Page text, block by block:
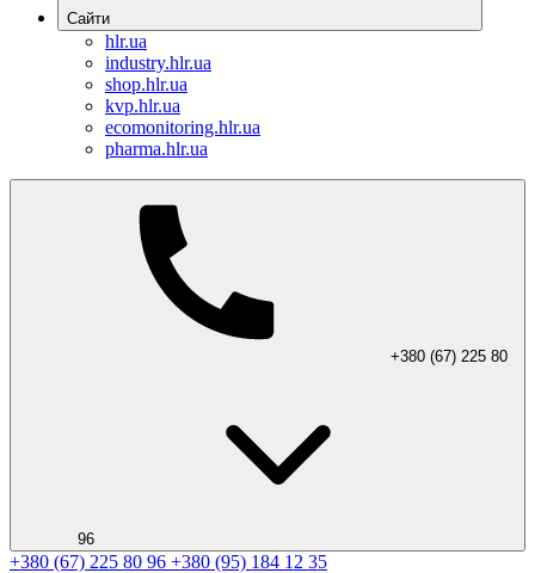
Сайти
hlr.ua
industry.hlr.ua
shop.hlr.ua
kvp.hlr.ua
ecomonitoring.hlr.ua
pharma.hlr.ua
+380 (67) 225 80
96
+380 (67) 225 80 96 +380 (95) 184 12 35